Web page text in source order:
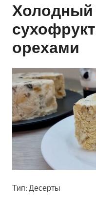
Холодный
орехами
Тип: Десерты